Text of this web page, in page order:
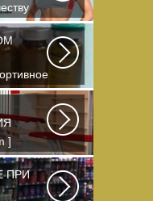
и
]
ПРИ